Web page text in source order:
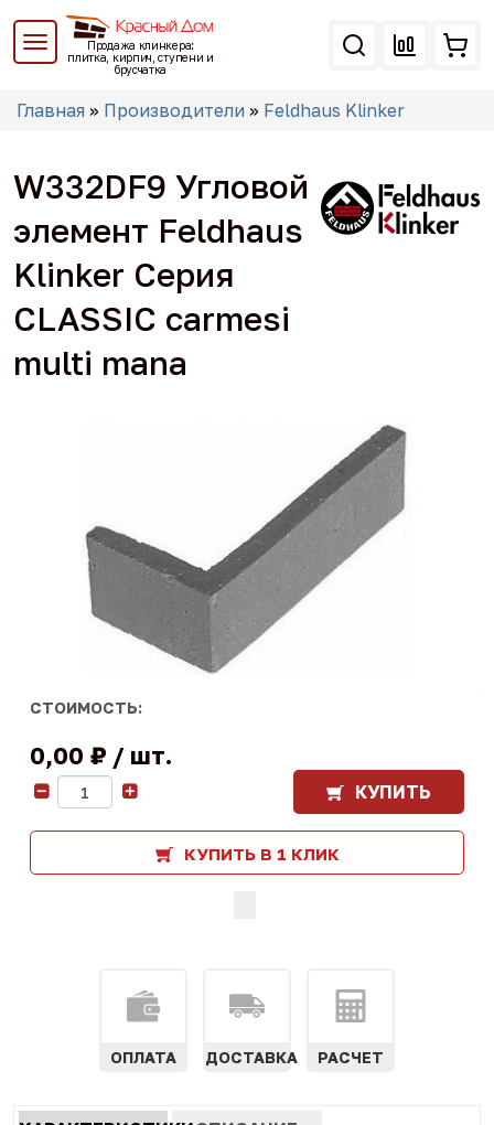
Перейти
основному
Продажа клинкера:
плитка, кирпич, ступени и
брусчатка
Вы
Главная » Производители » Feldhaus Klinker
W332DF9 Угловой
элемент Feldhaus
Klinker Серия
CLASSIC carmesi
multi mana
СТОИМОСТЬ:
0,00 ₽ шт.
КУПИТЬ
КУПИТЬ В 1 КЛИК
ОПЛАТА ДОСТАВКА РАСЧЕТ